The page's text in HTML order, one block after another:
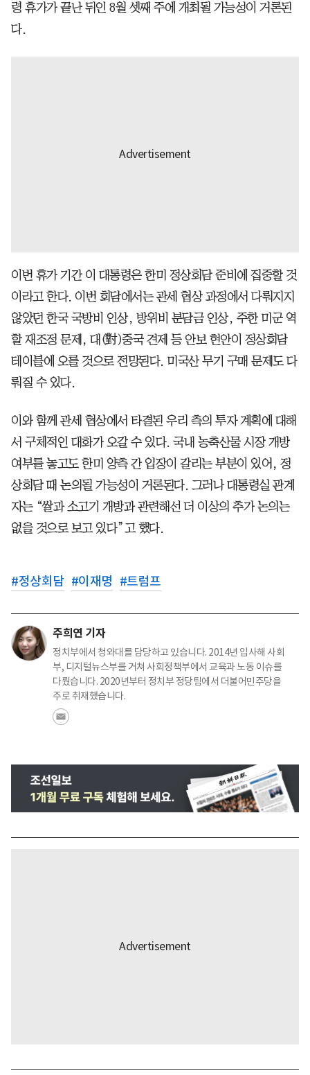
령 휴가가 끝난 뒤인 8월 셋째 주에 개최될 가능성이 거론된
다.
이번 휴가 기간 이 대통령은 한미 정상회담 준비에 집중할 것
이라고 한다. 이번 회담에서는 관세 협상 과정에서 다뤄지지
않았던 한국 국방비 인상, 방위비 분담금 인상, 주한 미군 역
할 재조정 문제, 대(對)중국 견제 등 안보 현안이 정상회담
테이블에 오를 것으로 전망된다. 미국산 무기 구매 문제도 다
뤄질 수 있다.
이와 함께 관세 협상에서 타결된 우리 측의 투자 계획에 대해
서 구체적인 대화가 오갈 수 있다. 국내 농축산물 시장 개방
여부를 놓고도 한미 양측 간 입장이 갈리는 부분이 있어, 정
상회담 때 논의될 가능성이 거론된다. 그러나 대통령실 관계
자는 “쌀과 소고기 개방과 관련해선 더 이상의 추가 논의는
없을 것으로 보고 있다”고 했다.
#정상회담 #이재명 #트럼프
주희연 기자
정치부에서 청와대를 담당하고 있습니다. 2014년 입사해 사회
부, 디지털뉴스부를 거쳐 사회정책부에서 교육과 노동 이슈를
다뤘습니다. 2020년부터 정치부 정당팀에서 더불어민주당을
주로 취재했습니다.